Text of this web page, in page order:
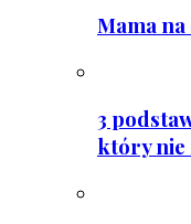
Mama
3
który nie